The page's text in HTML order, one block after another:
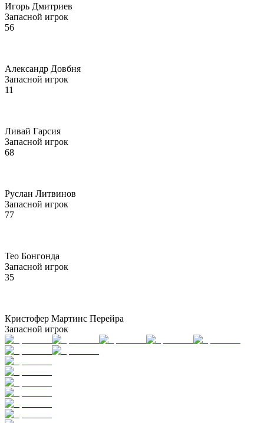
Игорь Дмитриев
Запасной игрок
56
Александр Довбня
Запасной игрок
11
Ливай Гарсия
Запасной игрок
68
Руслан Литвинов
Запасной игрок
77
Тео Бонгонда
Запасной игрок
35
Кристофер Мартинс Перейра
Запасной игрок